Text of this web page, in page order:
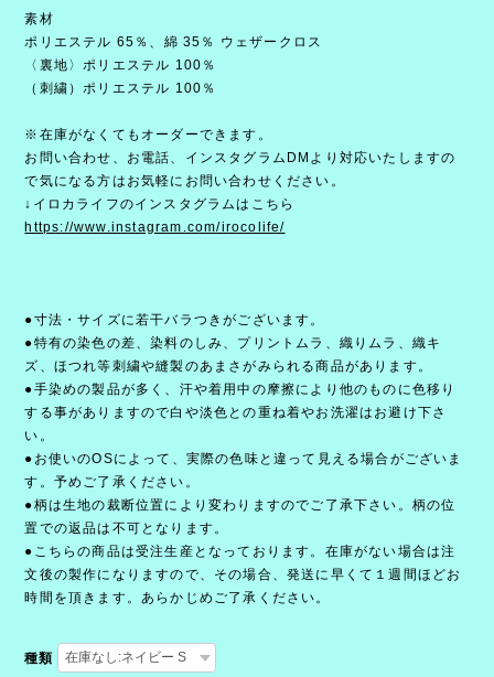
素材
ポリエステル 65％、綿 35％ ウェザークロス
〈裏地〉ポリエステル 100％
（刺繍）ポリエステル 100％
※在庫がなくてもオーダーできます。
お問い合わせ、お電話、インスタグラムDMより対応いたしますの
で気になる方はお気軽にお問い合わせください。
↓イロカライフのインスタグラムはこちら
https://www.instagram.com/irocolife/
●寸法・サイズに若干バラつきがございます。
●特有の染色の差、染料のしみ、プリントムラ、織りムラ、織キ
ズ、ほつれ等刺繍や縫製のあまさがみられる商品があります。
●手染めの製品が多く、汗や着用中の摩擦により他のものに色移り
する事がありますので白や淡色との重ね着やお洗濯はお避け下さ
い。
●お使いのOSによって、実際の色味と違って見える場合がございま
す。予めご了承ください。
●柄は生地の裁断位置により変わりますのでご了承下さい。柄の位
置での返品は不可となります。
●こちらの商品は受注生産となっております。在庫がない場合は注
文後の製作になりますので、その場合、発送に早くて１週間ほどお
時間を頂きます。あらかじめご了承ください。
種類